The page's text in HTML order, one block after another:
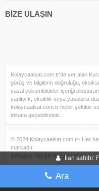
İlan sahibi:
Ara
BİZE ULAŞIN
Kolaycaalsat.com.tr'de yer alan
görüş ve bilgilerin doğruluğu,
yasal yükümlülükler içeriği
yanlışlık, eksiklik veya yasalarla
kolaycaalsat.com.tr hiçbir şekilde
irtibata geçebilirsiniz.
© 2024 Kolaycaalsat.com.tr- Her
markadır.
Dehapos Yazılım Kuruluşudur.